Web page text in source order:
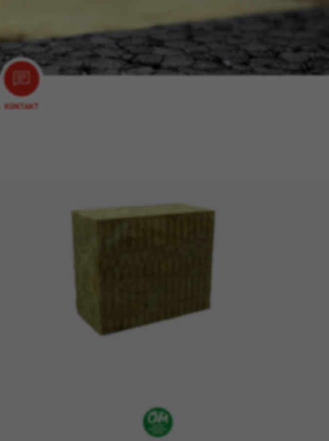
KONTAKT